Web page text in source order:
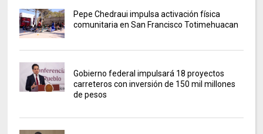
Pepe Chedraui impulsa activación física
comunitaria en San Francisco Totimehuacan
Gobierno federal impulsará 18 proyectos
carreteros con inversión de 150 mil millones
de pesos